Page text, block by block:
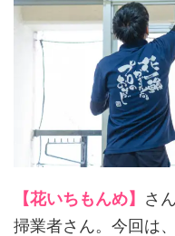
【花いちもんめ】 さ
掃業者さん。今回は